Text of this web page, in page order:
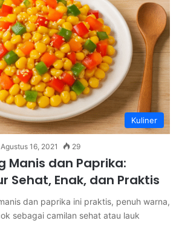
Kuliner
Agustus 16, 2021 29
Manis dan Paprika:
Sehat, Enak, dan Praktis
dan paprika ini praktis, penuh warna,
sebagai camilan sehat atau lauk